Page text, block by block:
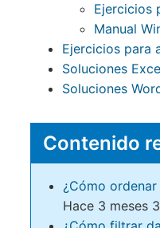
Ejercicios
Manual
Ejercicios para
Soluciones
Soluciones
Contenido
¿Cómo
Hace 3 meses